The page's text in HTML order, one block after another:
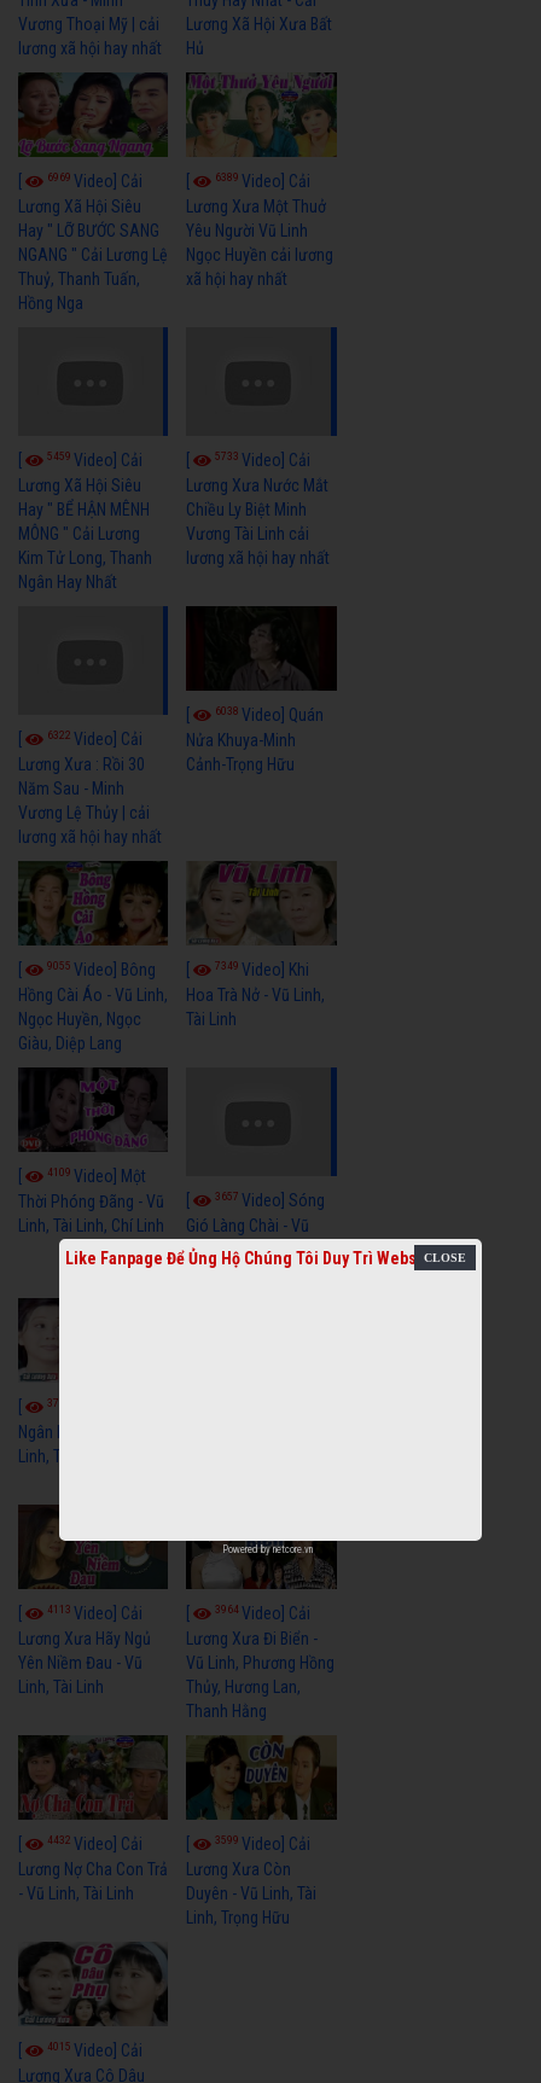
Vương Thoại Mỹ | cải
lương xã hội hay nhất
Lương Xã Hội Xưa Bất
Hủ
6969 Video] Cải
Lương Xã Hội Siêu
Hay " LỠ BƯỚC SANG
NGANG " Cải Lương Lệ
Thuỷ, Thanh Tuấn,
Hồng Nga
6389Video] Cải
Lương Xưa Một Thuở
Yêu Người Vũ Linh
Ngọc Huyền cải lương
xã hội hay nhất
5459 Video] Cải
Lương Xã Hội Siêu
Hay " BỂ HẬN MÊNH
MÔNG " Cải Lương
Kim Tử Long, Thanh
Ngân Hay Nhất
5733Video] Cải
Lương Xưa Nước Mắt
Chiều Ly Biệt Minh
Vương Tài Linh cải
lương xã hội hay nhất
6322 Video] Cải
Lương Xưa : Rồi 30
Năm Sau - Minh
Vương Lệ Thủy | cải
lương xã hội hay nhất
6038Video] Quán
Nửa Khuya-Minh
Cảnh-Trọng Hữu
9055 Video] Bông
Hồng Cài Áo - Vũ Linh,
Ngọc Huyền, Ngọc
Giàu, Diệp Lang
7349Video] Khi
Hoa Trà Nở - Vũ Linh,
Tài Linh
4109 Video] Một
Thời Phóng Đãng - Vũ
Linh, Tài Linh, Chí Linh
3657Video] Sóng
Gió Làng Chài - Vũ
Linh, Tài Linh, Khánh
Tuấn
3766
Ngân Hà - Vũ Linh, Tài
Linh, Thoại Mỹ
4113 Video] Cải
Lương Xưa Hãy Ngủ
Yên Niềm Đau - Vũ
Linh, Tài Linh
3964Video] Cải
Lương Xưa Đi Biển -
Vũ Linh, Phương Hồng
Thủy, Hương Lan,
Thanh Hằng
4432 Video] Cải
Lương Nợ Cha Con Trả
- Vũ Linh, Tài Linh
3599Video] Cải
Lương Xưa Còn
Duyên - Vũ Linh, Tài
Linh, Trọng Hữu
[ 4015 Video] Cải
Lương Xưa Cô Dâu
Like Fanpage Để Ủng Hộ Chúng Tôi Duy Trì Website
Powered bynetcore.vn